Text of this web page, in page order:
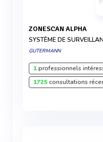
ZONESCAN ALPHA
SYSTÈME DE
GUTERMANN
1professionnels
1725consultations